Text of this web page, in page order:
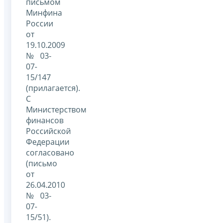
Минфина
России
от
19.10.2009
№ 03-
07-
15/147
(прилагается).
С
Министерством
финансов
Российской
Федерации
согласовано
(письмо
от
26.04.2010
№ 03-
07-
15/51).